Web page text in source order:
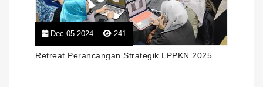
Dec 05 2024 241
Retreat Perancangan Strategik LPPKN 2025